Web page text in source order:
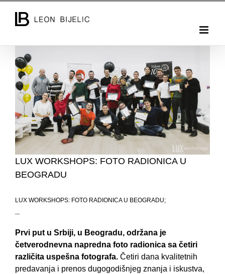
LUX WORKSHOPS: FOTO RADIONICA U
BEOGRADU
LUX WORKSHOPS: FOTO RADIONICA U BEOGRADU;
Prvi put u Srbiji, u Beogradu, održana je
četverodnevna napredna foto radionica sa četiri
različita uspešna fotografa. Četiri dana kvalitetnih
predavanja i prenos dugogodišnjeg znanja i iskustva,